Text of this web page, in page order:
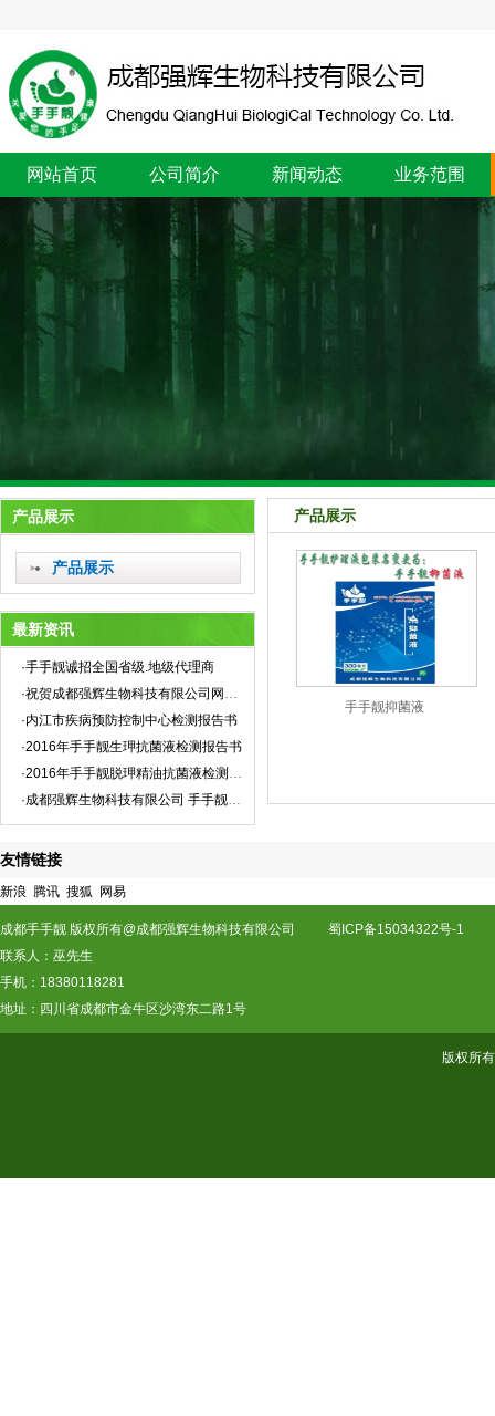
网站首页 公司简介 新闻动态 业务范围
产品展示
产品展示
最新资讯
·手手靓诚招全国省级.地级代理商
·祝贺成都强辉生物科技有限公司网站全新上线！
·内江市疾病预防控制中心检测报告书
·2016年手手靓生玾抗菌液检测报告书
·2016年手手靓脱玾精油抗菌液检测报告书
·成都强辉生物科技有限公司 手手靓企业标准
产品展示
手手靓抑菌液
友情链接
新浪 腾讯 搜狐 网易
成都手手靓 版权所有@成都强辉生物科技有限公司 蜀ICP备15034322号-1
联系人：巫先生
手机：18380118281
地址：四川省成都市金牛区沙湾东二路1号
版权所